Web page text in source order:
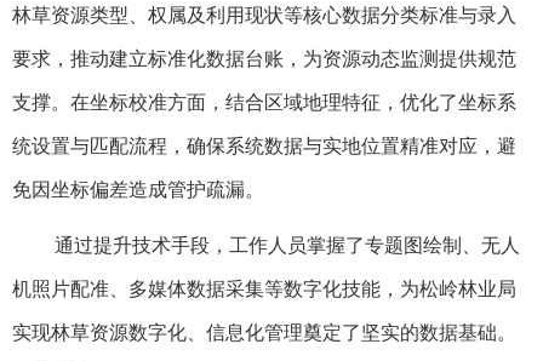
林草资源类型、权属及利用现状等核心数据分类标准与录入
要求，推动建立标准化数据台账，为资源动态监测提供规范
支撑。在坐标校准方面，结合区域地理特征，优化了坐标系
统设置与匹配流程，确保系统数据与实地位置精准对应，避
免因坐标偏差造成管护疏漏。
通过提升技术手段，工作人员掌握了专题图绘制、无人
机照片配准、多媒体数据采集等数字化技能，为松岭林业局
实现林草资源数字化、信息化管理奠定了坚实的数据基础。